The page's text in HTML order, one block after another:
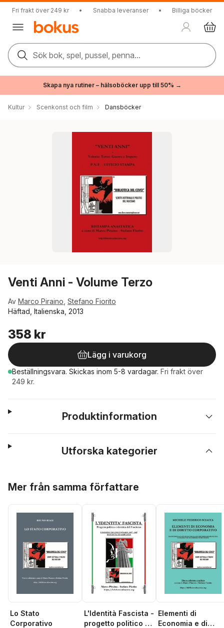
Fri frakt över 249 kr • Snabba leveranser • Billiga böcker
Sök bok, spel, pussel, penna...
Skapa nya rutiner – hälsoböcker upp till 50% →
Kultur Scenkonst och film Dansböcker
Venti Anni - Volume Terzo
Av Marco Piraino Stefano Fiorito
Häftad, Italienska, 2013
358 kr
Lägg i varukorg
Beställningsvara. Skickas inom 5-8 vardagar. Fri frakt över
249 kr.
Produktinformation
Utforska kategorier
Mer från samma författare
Lo Stato
Corporativo
L'Identità Fascista -
progetto politico e
Elementi di
Economia e di